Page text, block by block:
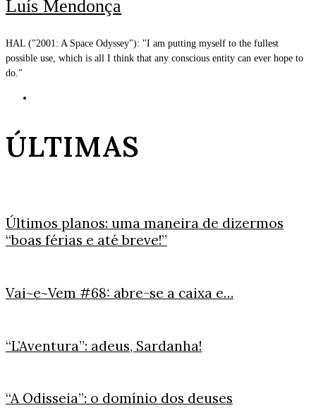
Luís Mendonça
HAL ("2001: A Space Odyssey"): "I am putting myself to the fullest
possible use, which is all I think that any conscious entity can ever hope to
do."
ÚLTIMAS
Últimos planos: uma maneira de dizermos
“boas férias e até breve!”
Vai~e~Vem #68: abre-se a caixa e…
“L’Aventura”: adeus, Sardanha!
“A Odisseia”: o domínio dos deuses